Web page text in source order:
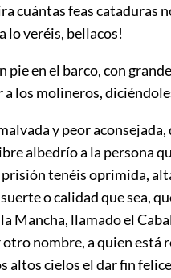
cuántas feas cataduras
lo veréis, bellacos!
pie en el barco, con
a los molineros,
y peor aconsejada,
albedrío a la persona
tenéis oprimida,
o calidad que sea,
Mancha, llamado el
otro nombre, a quien está
altos cielos el dar fin